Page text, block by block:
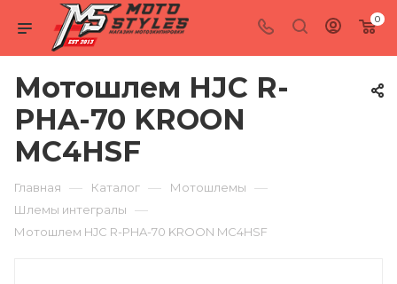
0
Мотошлем HJC R-
PHA-70 KROON
MC4HSF
Главная — Каталог — Мотошлемы —
Шлемы интегралы —
Мотошлем HJC R-PHA-70 KROON MC4HSF